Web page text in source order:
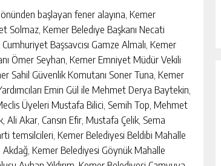
başlayan fener alayına, Kemer
Solmaz, Kemer Belediye Başkanı Necati
Başsavcısı Gamze Almalı, Kemer
Ömer Seyhan, Kemer Emniyet Müdür Vekili
Sahil Güvenlik Komutanı Soner Tuna, Kemer
Emin Gül ile Mehmet Derya Baytekin,
Üyeleri Mustafa Bilici, Semih Top, Mehmet
Ali Akar, Cansın Efir, Mustafa Çelik, Sema
temsilcileri, Kemer Belediyesi Beldibi Mahalle
Akdağ, Kemer Belediyesi Göynük Mahalle